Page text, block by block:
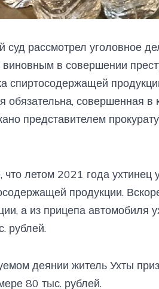
суд рассмотрел уголовное
в совершении
спиртосодержащей
обязательна, совершенная в
представителем
летом 2021 года ухтинец
продукции.
а из прицепа автомобиля
рублей.
деянии житель Ухты
80 тыс. рублей.